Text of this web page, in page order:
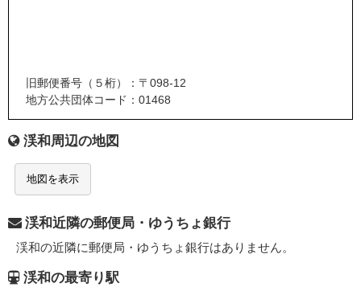
旧郵便番号（５桁）：〒098-12
地方公共団体コード：01468
渓和周辺の地図
地図を表示
渓和近隣の郵便局・ゆうちょ銀行
渓和の近隣に郵便局・ゆうちょ銀行はありません。
渓和の最寄り駅